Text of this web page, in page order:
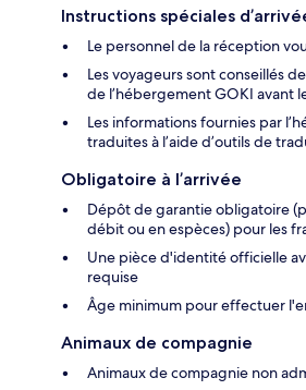
Instructions spéciales
Le personnel de la réception
Les voyageurs sont conseillés
de l’hébergement GOKI avant
Les informations fournies par
traduites à l’aide d’outils de
Obligatoire à l’arrivée
Dépôt de garantie obligatoire
débit ou en espèces) pour les
Une pièce d'identité officielle
requise
Âge minimum pour effectuer
Animaux de compagnie
Animaux de compagnie non